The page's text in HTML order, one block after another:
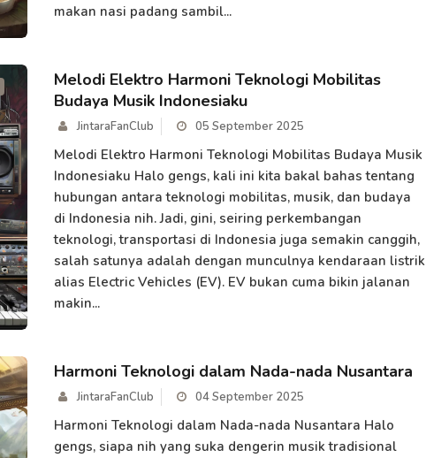
makan nasi padang sambil...
Melodi Elektro Harmoni Teknologi Mobilitas
Budaya Musik Indonesiaku
JintaraFanClub 05 September 2025
Melodi Elektro Harmoni Teknologi Mobilitas Budaya Musik
Indonesiaku Halo gengs, kali ini kita bakal bahas tentang
hubungan antara teknologi mobilitas, musik, dan budaya
di Indonesia nih. Jadi, gini, seiring perkembangan
teknologi, transportasi di Indonesia juga semakin canggih,
salah satunya adalah dengan munculnya kendaraan listrik
alias Electric Vehicles (EV). EV bukan cuma bikin jalanan
makin...
Harmoni Teknologi dalam Nada-nada Nusantara
JintaraFanClub 04 September 2025
Harmoni Teknologi dalam Nada-nada Nusantara Halo
gengs, siapa nih yang suka dengerin musik tradisional